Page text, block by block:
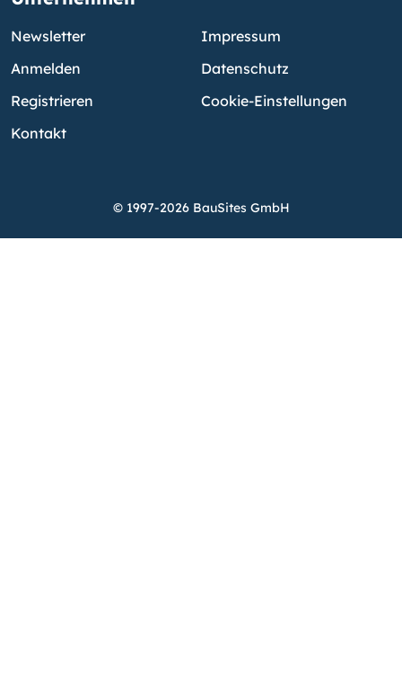
Newsletter
Anmelden
Registrieren
Kontakt
Impressum
Datenschutz
Cookie-Einstellungen
© 1997-2026 BauSites GmbH